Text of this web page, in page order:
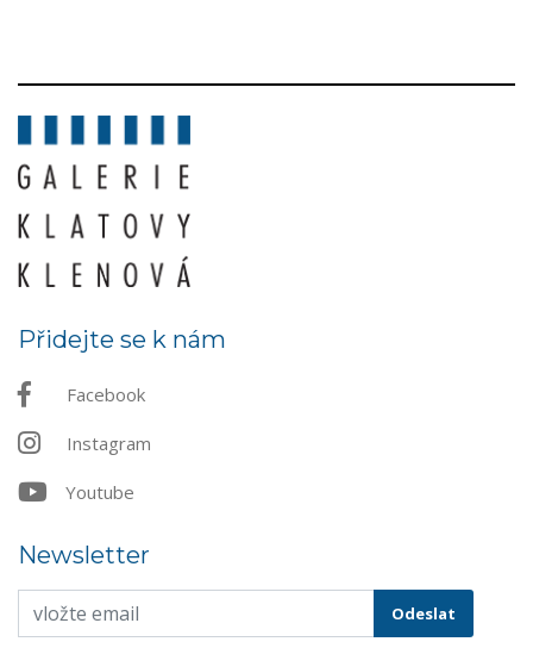
Přidejte se k nám
Facebook
Instagram
Youtube
Newsletter